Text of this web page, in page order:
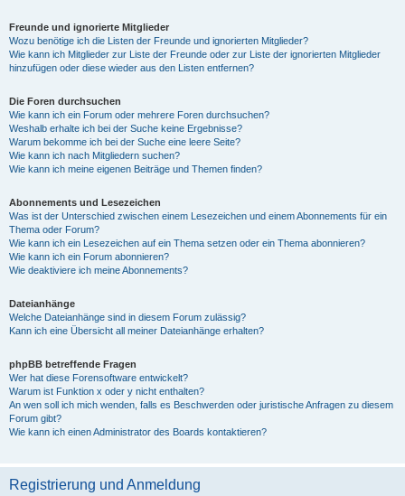
Freunde und ignorierte Mitglieder
Wozu benötige ich die Listen der Freunde und ignorierten Mitglieder?
Wie kann ich Mitglieder zur Liste der Freunde oder zur Liste der ignorierten Mitglieder
hinzufügen oder diese wieder aus den Listen entfernen?
Die Foren durchsuchen
Wie kann ich ein Forum oder mehrere Foren durchsuchen?
Weshalb erhalte ich bei der Suche keine Ergebnisse?
Warum bekomme ich bei der Suche eine leere Seite?
Wie kann ich nach Mitgliedern suchen?
Wie kann ich meine eigenen Beiträge und Themen finden?
Abonnements und Lesezeichen
Was ist der Unterschied zwischen einem Lesezeichen und einem Abonnements für ein
Thema oder Forum?
Wie kann ich ein Lesezeichen auf ein Thema setzen oder ein Thema abonnieren?
Wie kann ich ein Forum abonnieren?
Wie deaktiviere ich meine Abonnements?
Dateianhänge
Welche Dateianhänge sind in diesem Forum zulässig?
Kann ich eine Übersicht all meiner Dateianhänge erhalten?
phpBB betreffende Fragen
Wer hat diese Forensoftware entwickelt?
Warum ist Funktion x oder y nicht enthalten?
An wen soll ich mich wenden, falls es Beschwerden oder juristische Anfragen zu diesem
Forum gibt?
Wie kann ich einen Administrator des Boards kontaktieren?
Registrierung und Anmeldung